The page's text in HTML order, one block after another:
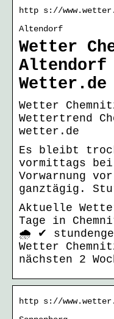
http s://
Altendorf
Wetter
Altendorf
Wetter.de
Wetter
Wettertrend
wetter.de
Es bleibt
vormittags bei
Vorwarnung
ganztägig.
Aktuelle
Tage in
🌧️ ✔
Wetter
nächsten 2
http s://